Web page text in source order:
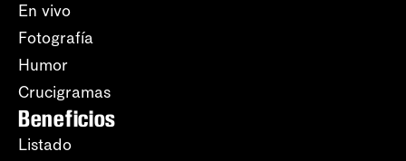
En vivo
Fotografía
Humor
Crucigramas
Beneficios
Listado